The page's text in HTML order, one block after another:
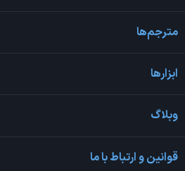
مترجم‌ها
ابزارها
وبلاگ
قوانین و ارتباط با ما